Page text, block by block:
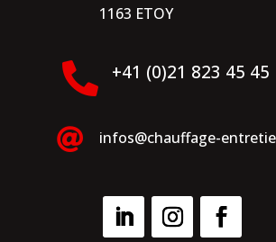
1163 ETOY
 +41 (0)21 823 45 45
 infos@chauffage-